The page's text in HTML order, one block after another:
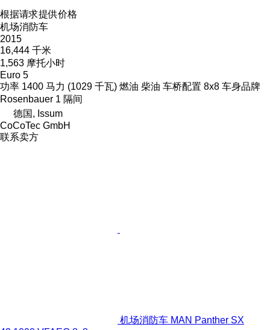
根据请求提供价格
机场消防车
2015
16,444 千米
1,563 摩托小时
Euro 5
功率 1400 马力 (1029 千瓦) 燃油 柴油 车桥配置 8x8 车身品牌
Rosenbauer 1 隔间
德国, Issum
CoCoTec GmbH
联系卖方
机场消防车 MAN Panther SX